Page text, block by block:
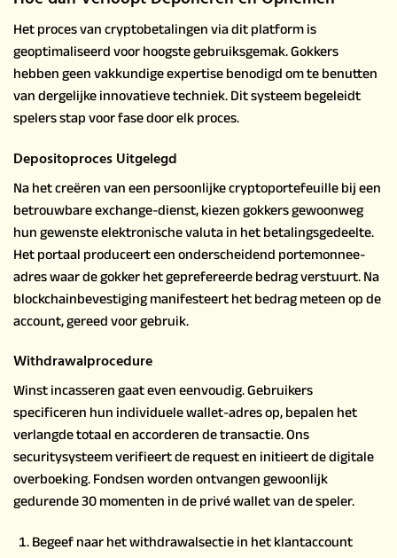
Het proces van cryptobetalingen via dit platform is
geoptimaliseerd voor hoogste gebruiksgemak. Gokkers
hebben geen vakkundige expertise benodigd om te benutten
van dergelijke innovatieve techniek. Dit systeem begeleidt
spelers stap voor fase door elk proces.
Depositoproces Uitgelegd
Na het creëren van een persoonlijke cryptoportefeuille bij een
betrouwbare exchange-dienst, kiezen gokkers gewoonweg
hun gewenste elektronische valuta in het betalingsgedeelte.
Het portaal produceert een onderscheidend portemonnee-
adres waar de gokker het geprefereerde bedrag verstuurt. Na
blockchainbevestiging manifesteert het bedrag meteen op de
account, gereed voor gebruik.
Withdrawalprocedure
Winst incasseren gaat even eenvoudig. Gebruikers
specificeren hun individuele wallet-adres op, bepalen het
verlangde totaal en accorderen de transactie. Ons
securitysysteem verifieert de request en initieert de digitale
overboeking. Fondsen worden ontvangen gewoonlijk
gedurende 30 momenten in de privé wallet van de speler.
Begeef naar het withdrawalsectie in het klantaccount